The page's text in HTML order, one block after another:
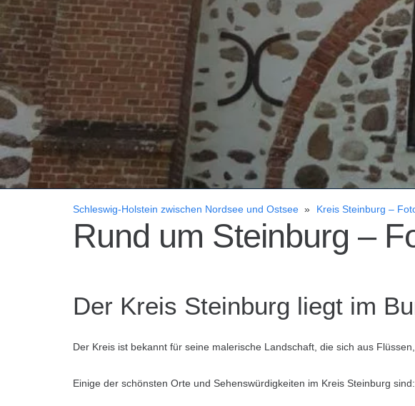
Schleswig-Holstein zwischen Nordsee und Ostsee » Kreis Steinburg –
Rund um Steinburg –
Der Kreis Steinburg liegt im
Der Kreis ist bekannt für seine malerische Landschaft, die sich aus
Einige der schönsten Orte und Sehenswürdigkeiten im Kreis Steinburg sind: